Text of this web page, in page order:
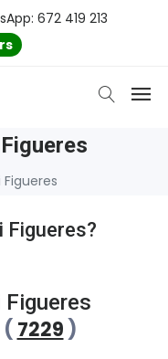
672 419 213
Figueres?
( 7229 )